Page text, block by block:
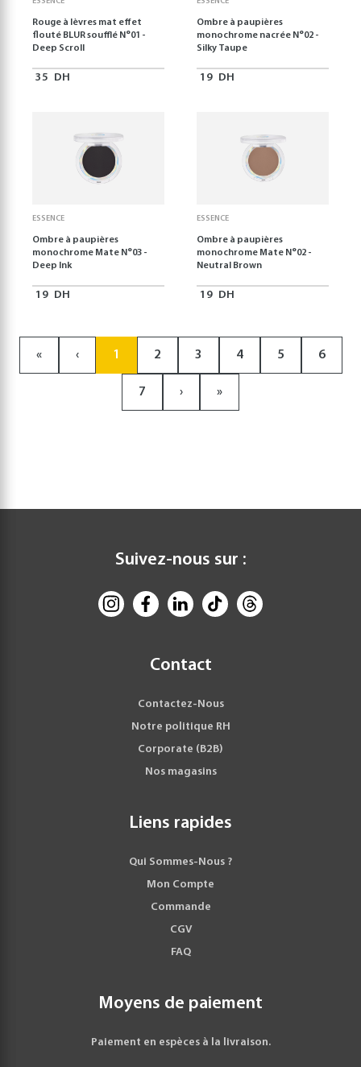
Rouge à lèvres mat effet
flouté BLUR soufflé N°01 -
Deep Scroll
35 DH
Ombre à paupières
monochrome nacrée N°02 -
Silky Taupe
19 DH
ESSENCE
Ombre à paupières
monochrome Mate N°03 -
Deep Ink
19 DH
ESSENCE
Ombre à paupières
monochrome Mate N°02 -
Neutral Brown
19 DH
« ‹ 1 2 3 4 5 6
7 › »
Suivez-nous sur :
Contact
Contactez-Nous
Notre politique RH
Corporate (B2B)
Nos magasins
Liens rapides
Qui Sommes-Nous ?
Mon Compte
Commande
CGV
FAQ
Moyens de paiement
Paiement en espèces à la livraison.